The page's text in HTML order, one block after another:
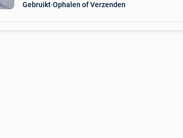
Gebruikt Ophalen of Verzenden